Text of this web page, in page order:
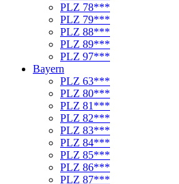
PLZ 78***
PLZ 79***
PLZ 88***
PLZ 89***
PLZ 97***
Bayern
PLZ 63***
PLZ 80***
PLZ 81***
PLZ 82***
PLZ 83***
PLZ 84***
PLZ 85***
PLZ 86***
PLZ 87***